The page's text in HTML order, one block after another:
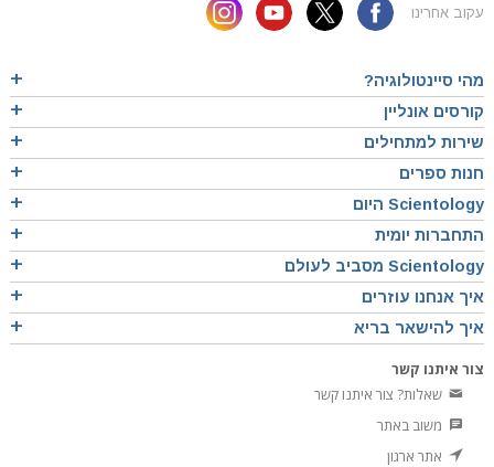
עקוב אחרינו
מהי סיינטולוגיה?
קורסים אונליין
שירות למתחילים
חנות ספרים
Scientology היום
התחברות יומית
Scientology מסביב לעולם
איך אנחנו עוזרים
איך להישאר בריא
צור איתנו קשר
שאלות? צור איתנו קשר
משוב באתר
אתר ארגון